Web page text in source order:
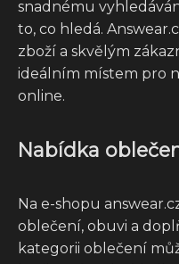
snadnému
to, co hledá.
zboží a skvělým
ideálním místem pro
online.
Nabídka
Na e-shopu
oblečení, obuvi a
kategorii oblečení